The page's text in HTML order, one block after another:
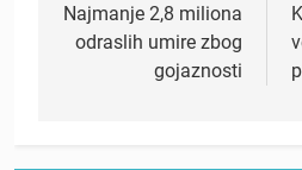
navigation
Najmanje 2,8 miliona
odraslih umire zbog
gojaznosti